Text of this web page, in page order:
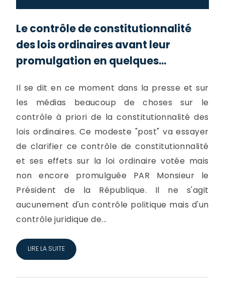
Le contrôle de constitutionnalité
des lois ordinaires avant leur
promulgation en quelques...
Il se dit en ce moment dans la presse et sur
les médias beaucoup de choses sur le
contrôle à priori de la constitutionnalité des
lois ordinaires. Ce modeste "post" va essayer
de clarifier ce contrôle de constitutionnalité
et ses effets sur la loi ordinaire votée mais
non encore promulguée PAR Monsieur le
Président de la République. Il ne s'agit
aucunement d'un contrôle politique mais d'un
contrôle juridique de...
LIRE LA SUITE